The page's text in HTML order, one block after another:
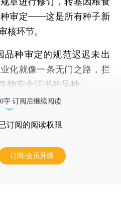
种审定——这是所有种子新
核环节。
种审定的规范迟迟未出
化就像一条无门之路，拦
物安全证书的品种。
字 订阅后继续阅读
订阅的阅读权限
订阅/会员升级